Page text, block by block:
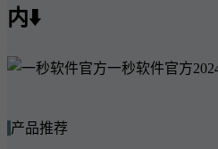
内⬇️
一秒软件官方
产品推荐